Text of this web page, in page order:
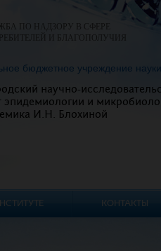
ПО НАДЗОРУ В СФЕРЕ
И БЛАГОПОЛУЧИЯ
бюджетное учреждение науки
научно-
эпидемиологии и
И.Н. Блохиной
КОНТАКТЫ